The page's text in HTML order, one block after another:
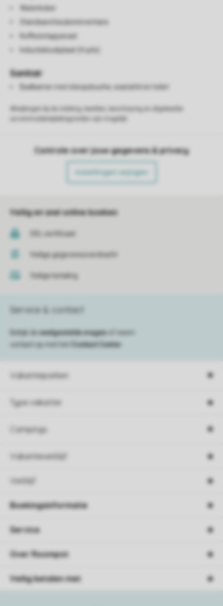
Waterkoker
Standaard keukeninventaris
Koffiezetapparaat
Inductiekookplaat (4-pits)
Sanitair
Badkamer met inloopdouche, wastafel en toilet
Controle over jouw gegevens & privacy
Instellingen wijzigen
Veilig en snel online boeken
SSL certificaat
Veilige gegevensoverdracht
Veilige betaling
Vakantieparken
Type vakantie
Campings
Vakantieverblijf
Verblijf
Service & contact
Bekijk de veelgestelde vragen
of neem
contact op met het
Contact Center
Boekingsinformatie
Service
Over Roompot
Veilig betalen met